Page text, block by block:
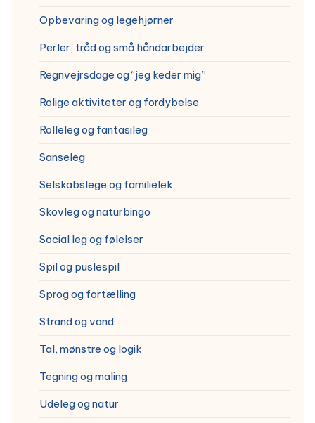
Opbevaring og legehjørner
Perler, tråd og små håndarbejder
Regnvejrsdage og “jeg keder mig”
Rolige aktiviteter og fordybelse
Rolleleg og fantasileg
Sanseleg
Selskabslege og familielek
Skovleg og naturbingo
Social leg og følelser
Spil og puslespil
Sprog og fortælling
Strand og vand
Tal, mønstre og logik
Tegning og maling
Udeleg og natur